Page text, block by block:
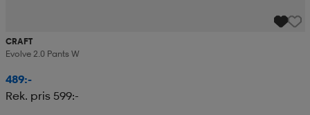
CRAFT
Evolve 2.0 Pants W
489:-
Rek. pris 599:-